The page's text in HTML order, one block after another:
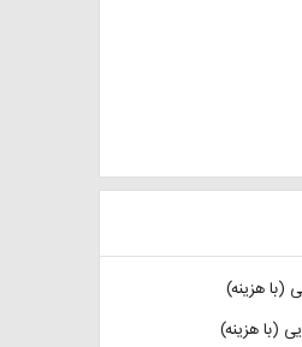
(با هزینه)
(با هزینه)